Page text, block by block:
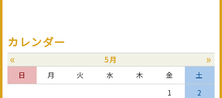
カレンダー
«
5月 »
日 月 火 水 木 金
土
1
2